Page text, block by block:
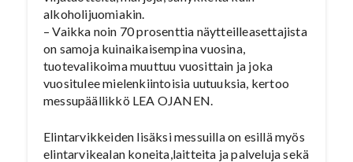
alkoholijuomiakin.
– Vaikka noin 70 prosenttia näytteilleasettajista
on samoja kuinaikaisempina vuosina,
tuotevalikoima muuttuu vuosittain ja joka
vuositulee mielenkiintoisia uutuuksia, kertoo
messupäällikkö LEA OJANEN.
Elintarvikkeiden lisäksi messuilla on esillä myös
elintarvikealan koneita,laitteita ja palveluja sekä